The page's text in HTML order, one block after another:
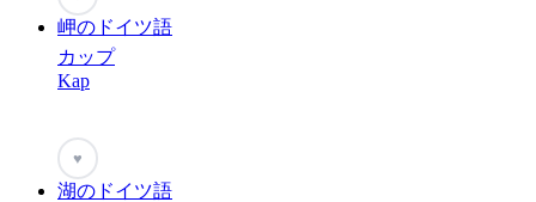
岬のドイツ語
カップ
Kap
♥
湖のドイツ語